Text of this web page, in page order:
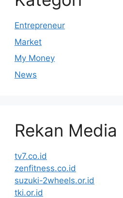
Entrepreneur
Market
My Money
News
Rekan Media
tv7.co.id
zenfitness.co.id
suzuki-2wheels.or.id
tki.or.id